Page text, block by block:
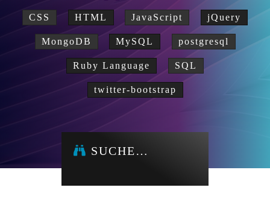
CSS HTML JavaScript jQuery
MongoDB MySQL postgresql
Ruby Language SQL
twitter-bootstrap
SUCHE…